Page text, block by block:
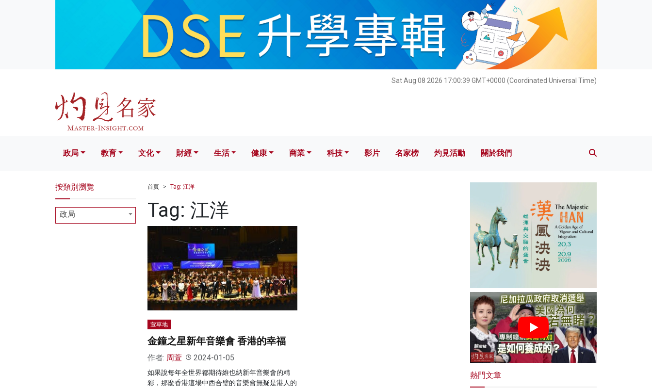
Sat Aug 08 2026 17:00:40 GMT+0000 (Coordinated Universal Time)
文化 財經 生活 健康 科技 影片 名家榜 灼見活動 關於我們
政局 教育 文化 財經 生活 健康 商業 科技 影片 名家榜 灼見活動 關於我們
首頁 Tag: 江洋
Tag: 江洋
萱草地
金鐘之星新年音樂會 香港的幸福
作者: 周萱 2024-01-05
如果說每年全世界都期待維也納新年音樂會的精
彩，那麼香港這場中西合璧的音樂會無疑是港人的
按類別瀏覽
政局
熱門文章